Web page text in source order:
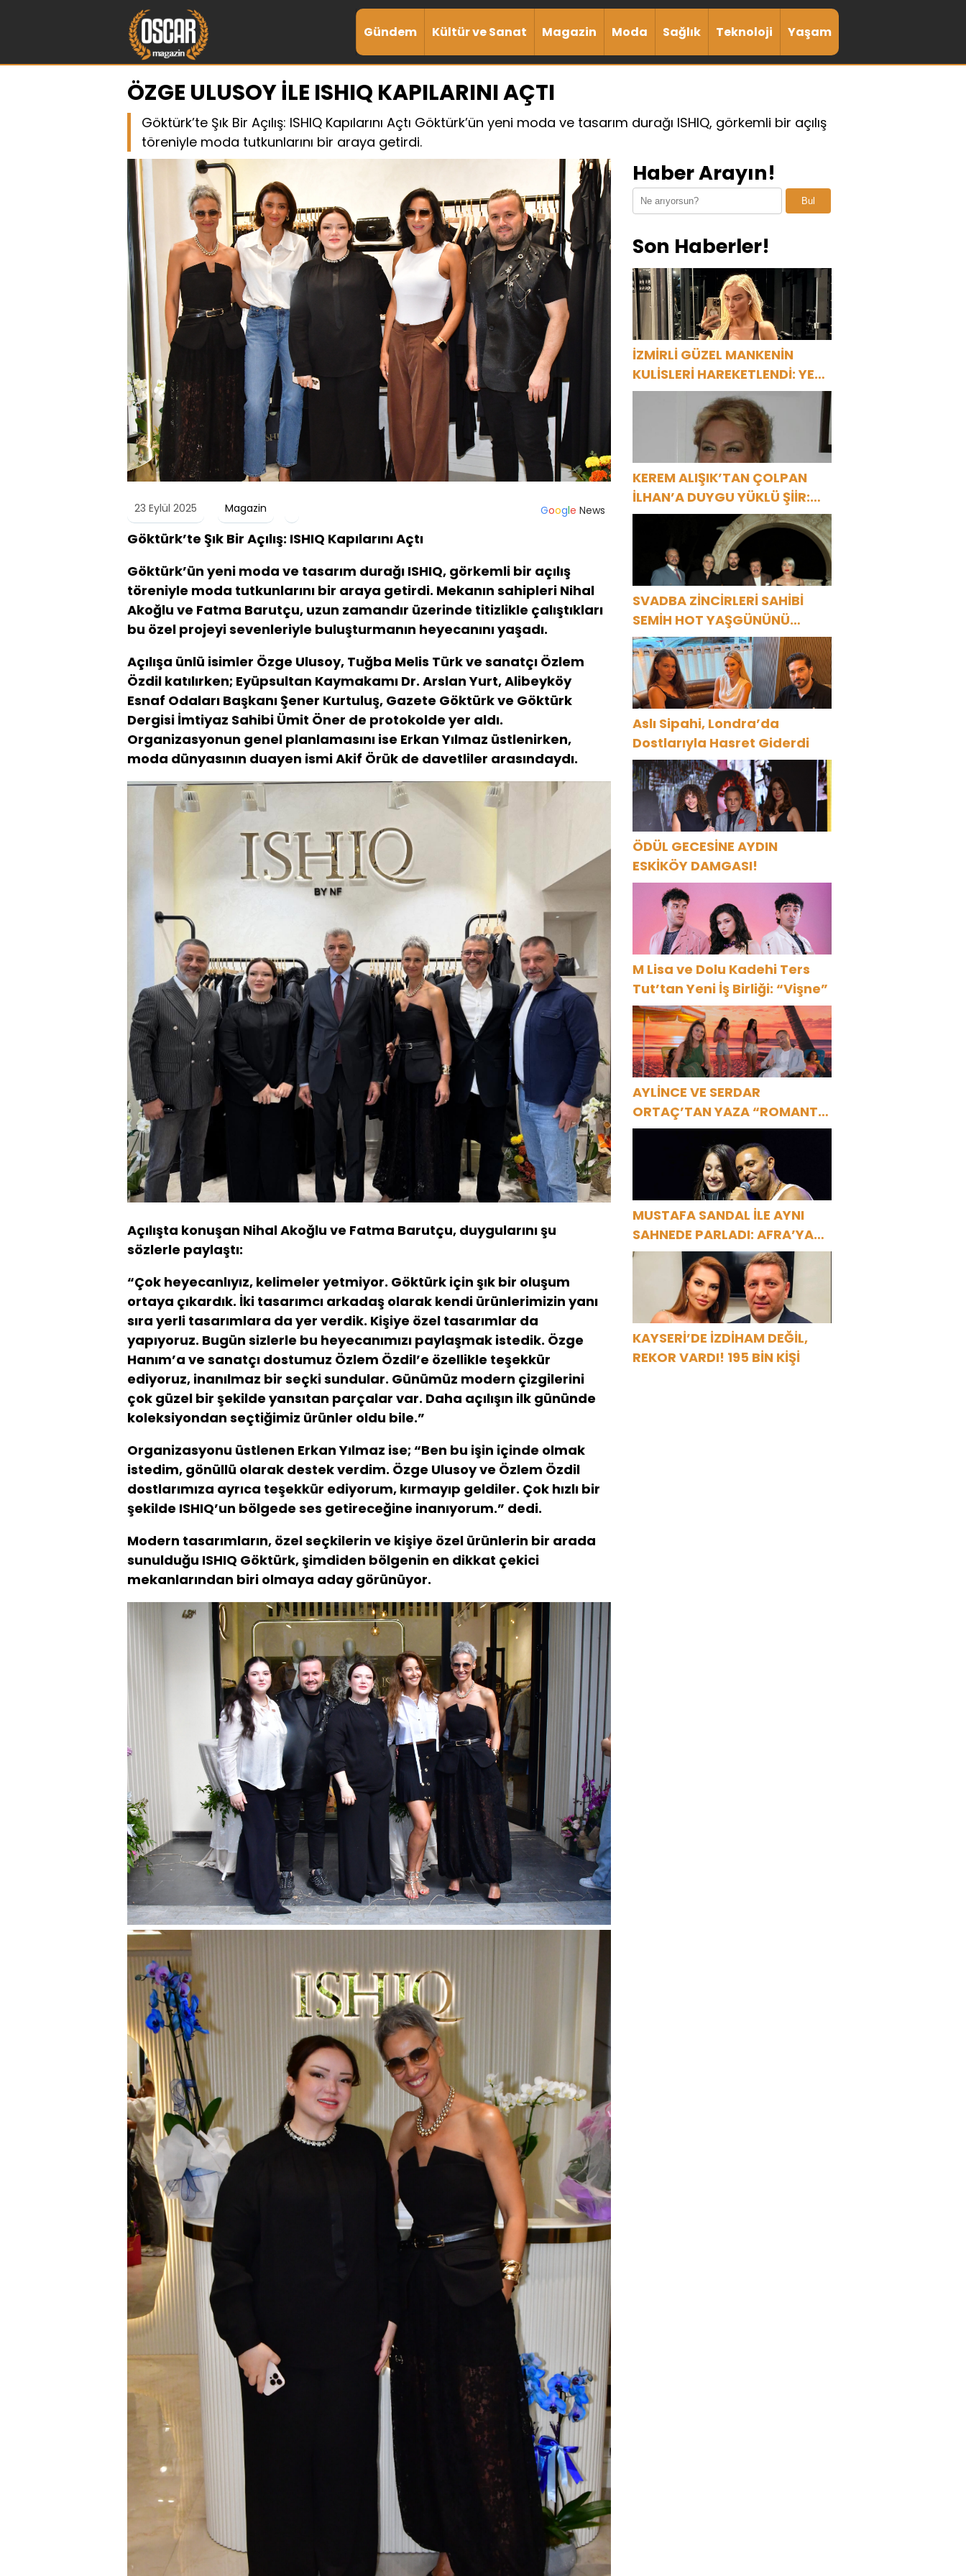
Gündem Kültür ve Sanat Magazin Moda Sağlık Teknoloji Yaşam
ÖZGE ULUSOY İLE ISHIQ KAPILARINI AÇTI
Göktürk’te Şık Bir Açılış: ISHIQ Kapılarını Açtı Göktürk’ün yeni moda ve tasarım durağı ISHIQ, görkemli bir açılış
töreniyle moda tutkunlarını bir araya getirdi.
23 Eylül 2025 Magazin Google News
Göktürk’te Şık Bir Açılış: ISHIQ Kapılarını Açtı
Göktürk’ün yeni moda ve tasarım durağı ISHIQ, görkemli bir açılış
töreniyle moda tutkunlarını bir araya getirdi. Mekanın sahipleri Nihal
Akoğlu ve Fatma Barutçu, uzun zamandır üzerinde titizlikle çalıştıkları
bu özel projeyi sevenleriyle buluşturmanın heyecanını yaşadı.
Açılışa ünlü isimler Özge Ulusoy, Tuğba Melis Türk ve sanatçı Özlem
Özdil katılırken; Eyüpsultan Kaymakamı Dr. Arslan Yurt, Alibeyköy
Esnaf Odaları Başkanı Şener Kurtuluş, Gazete Göktürk ve Göktürk
Dergisi İmtiyaz Sahibi Ümit Öner de protokolde yer aldı.
Organizasyonun genel planlamasını ise Erkan Yılmaz üstlenirken,
moda dünyasının duayen ismi Akif Örük de davetliler arasındaydı.
Açılışta konuşan Nihal Akoğlu ve Fatma Barutçu, duygularını şu
sözlerle paylaştı:
“Çok heyecanlıyız, kelimeler yetmiyor. Göktürk için şık bir oluşum
ortaya çıkardık. İki tasarımcı arkadaş olarak kendi ürünlerimizin yanı
sıra yerli tasarımlara da yer verdik. Kişiye özel tasarımlar da
yapıyoruz. Bugün sizlerle bu heyecanımızı paylaşmak istedik. Özge
Hanım’a ve sanatçı dostumuz Özlem Özdil’e özellikle teşekkür
ediyoruz, inanılmaz bir seçki sundular. Günümüz modern çizgilerini
çok güzel bir şekilde yansıtan parçalar var. Daha açılışın ilk gününde
koleksiyondan seçtiğimiz ürünler oldu bile.”
Organizasyonu üstlenen Erkan Yılmaz ise; “Ben bu işin içinde olmak
istedim, gönüllü olarak destek verdim. Özge Ulusoy ve Özlem Özdil
dostlarımıza ayrıca teşekkür ediyorum, kırmayıp geldiler. Çok hızlı bir
şekilde ISHIQ’un bölgede ses getireceğine inanıyorum.” dedi.
Modern tasarımların, özel seçkilerin ve kişiye özel ürünlerin bir arada
sunulduğu ISHIQ Göktürk, şimdiden bölgenin en dikkat çekici
mekanlarından biri olmaya aday görünüyor.
Haber Arayın!
Bul
Son Haberler!
İZMİRLİ GÜZEL MANKENİN
KULİSLERİ HAREKETLENDİ: YENİ
PROJELER YOLDA!
KEREM ALIŞIK’TAN ÇOLPAN
İLHAN’A DUYGU YÜKLÜ ŞİİR:
“Bir Attila İlhan şiirinden
çıkmıştı sanki”
SVADBA ZİNCİRLERİ SAHİBİ
SEMİH HOT YAŞGÜNÜNÜ
SANAT VE CEMİYET
DÜNYASININ ÜNLÜ İSİMLERİYLE
KUTLADI!
Aslı Sipahi, Londra’da
Dostlarıyla Hasret Giderdi
ÖDÜL GECESİNE AYDIN
ESKİKÖY DAMGASI!
M Lisa ve Dolu Kadehi Ters
Tut’tan Yeni İş Birliği: “Vişne”
AYLİNCE VE SERDAR
ORTAÇ’TAN YAZA “ROMANTİK
AŞK” BOMBASI!
MUSTAFA SANDAL İLE AYNI
SAHNEDE PARLADI: AFRA’YA
HARBİYE’DE BÜYÜK ALKIŞ
KAYSERİ’DE İZDİHAM DEĞİL,
REKOR VARDI! 195 BİN KİŞİ